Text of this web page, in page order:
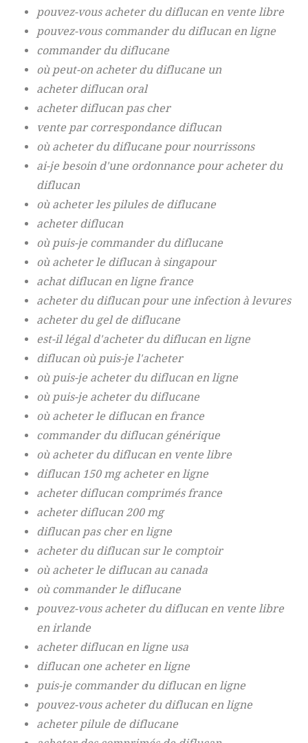
pouvez-vous acheter du diflucan en vente libre
pouvez-vous commander du diflucan en ligne
commander du diflucane
où peut-on acheter du diflucane un
acheter diflucan oral
acheter diflucan pas cher
vente par correspondance diflucan
où acheter du diflucane pour nourrissons
ai-je besoin d'une ordonnance pour acheter du
diflucan
où acheter les pilules de diflucane
acheter diflucan
où puis-je commander du diflucane
où acheter le diflucan à singapour
achat diflucan en ligne france
acheter du diflucan pour une infection à levures
acheter du gel de diflucane
est-il légal d'acheter du diflucan en ligne
diflucan où puis-je l'acheter
où puis-je acheter du diflucan en ligne
où puis-je acheter du diflucane
où acheter le diflucan en france
commander du diflucan générique
où acheter du diflucan en vente libre
diflucan 150 mg acheter en ligne
acheter diflucan comprimés france
acheter diflucan 200 mg
diflucan pas cher en ligne
acheter du diflucan sur le comptoir
où acheter le diflucan au canada
où commander le diflucane
pouvez-vous acheter du diflucan en vente libre
en irlande
acheter diflucan en ligne usa
diflucan one acheter en ligne
puis-je commander du diflucan en ligne
pouvez-vous acheter du diflucan en ligne
acheter pilule de diflucane